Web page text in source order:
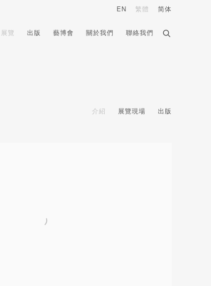
展覽 出版 藝博會 關於我們 聯絡我們
EN 繁體 简体
介紹 展覽現場 出版